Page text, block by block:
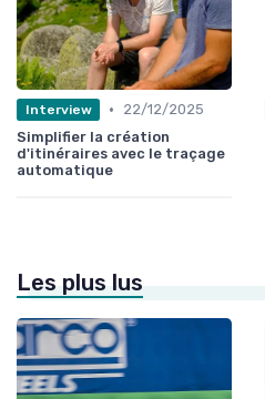
Interview •
22/12/2025
Simplifier la création
d'itinéraires avec le traçage
automatique
Les plus lus